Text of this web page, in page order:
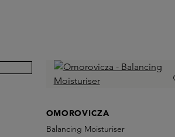
OMOROVICZA
Balancing Moisturiser